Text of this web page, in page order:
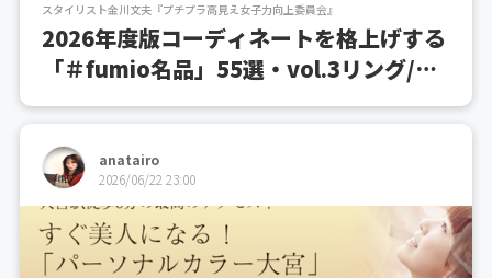
スタイリスト金川文夫『プチプラ高見え女子力向上委員会』
2026年度版コーディネートを格上げする
「＃fumio名品」55選・vol.3リング/ブ
レスレット編
anatairo
2026/06/22 23:00